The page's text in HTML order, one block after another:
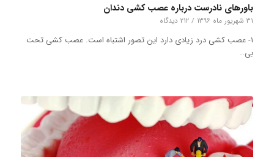
باورهای نادرست درباره عصب ‌کشی دندان
۳۱ شهریور ماه ۱۳۹۶ / ۲۱۲ دیدگاه
۱- عصب ‌کشی درد زیادی دارد این تصور اشتباه است. عصب کشی تحت
بی…